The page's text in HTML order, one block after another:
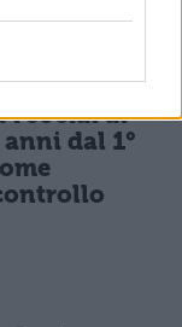
i social ai
dal 1°